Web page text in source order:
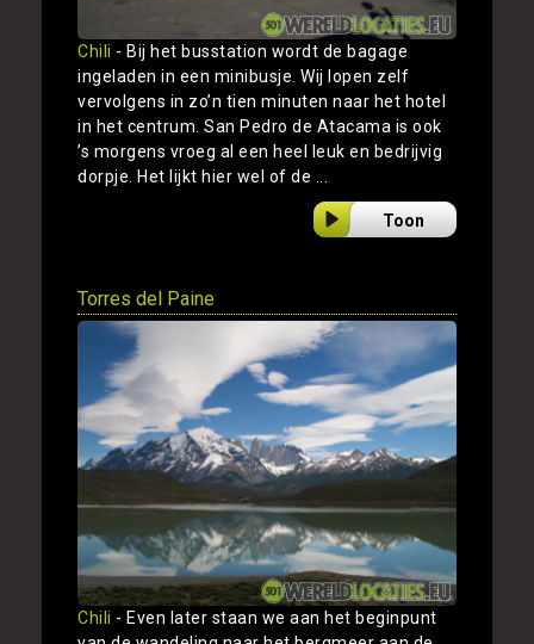
Chili - Bij het busstation wordt de bagage
ingeladen in een minibusje. Wij lopen zelf
vervolgens in zo’n tien minuten naar het hotel
in het centrum. San Pedro de Atacama is ook
’s morgens vroeg al een heel leuk en bedrijvig
dorpje. Het lijkt hier wel of de ...
Toon
Torres del Paine
Chili - Even later staan we aan het beginpunt